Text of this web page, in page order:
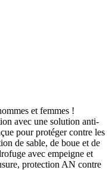
et femmes !
avec une solution anti-
pour protéger contre les
de sable, de boue et de
avec empeigne et
protection AN contre